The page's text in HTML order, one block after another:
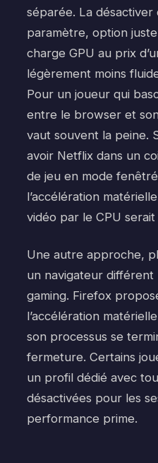
séparée. La
paramètre, option
charge GPU au prix
légèrement moins
Pour un joueur qui
entre le browser et
vaut souvent la peine.
avoir Netflix dans un
de jeu en mode
l’accélération
vidéo par le CPU serait
Une autre approche,
un navigateur différent
gaming. Firefox
l’accélération
son processus se
fermeture. Certains
un profil dédié avec
désactivées pour les
performance prime.